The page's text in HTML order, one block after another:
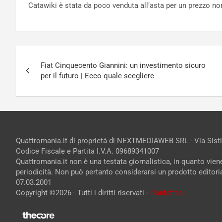
Catawiki è stata da poco venduta all’asta per un prezzo
articoli
Fiat Cinquecento Giannini: un investimento sicuro
per il futuro | Ecco quale scegliere
Quattromania.it di proprietà di NEXTMEDIAWEB SRL - Via
Codice Fiscale e Partita I.V.A. 09689341007
Quattromania.it non è una testata giornalistica, in quanto
periodicità. Non può pertanto considerarsi un prodotto
07.03.2001
Copyright ©2026 - Tutti i diritti riservati - Contattaci